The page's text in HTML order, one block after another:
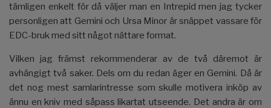
tämligen enkelt för då väljer man en Intrepid men jag tycker
personligen att Gemini och Ursa Minor är snäppet vassare för
EDC-bruk med sitt något nättare format.
Vilken jag främst rekommenderar av de två däremot är
avhängigt två saker. Dels om du redan äger en Gemini. Då är
det nog mest samlarintresse som skulle motivera inköp av
ännu en kniv med såpass likartat utseende. Det andra är om